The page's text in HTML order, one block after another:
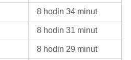
8 hodin 34 minut
8 hodin 31 minut
8 hodin 29 minut